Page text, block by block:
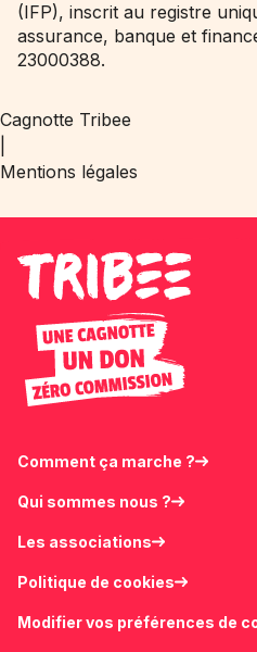
(IFP), inscrit au registre
assurance, banque et
23000388.
Cagnotte Tribee
Mentions légales
Comment ça marche ?
Qui sommes nous ?
Les associations
Politique de cookies
Modifier vos préférences de